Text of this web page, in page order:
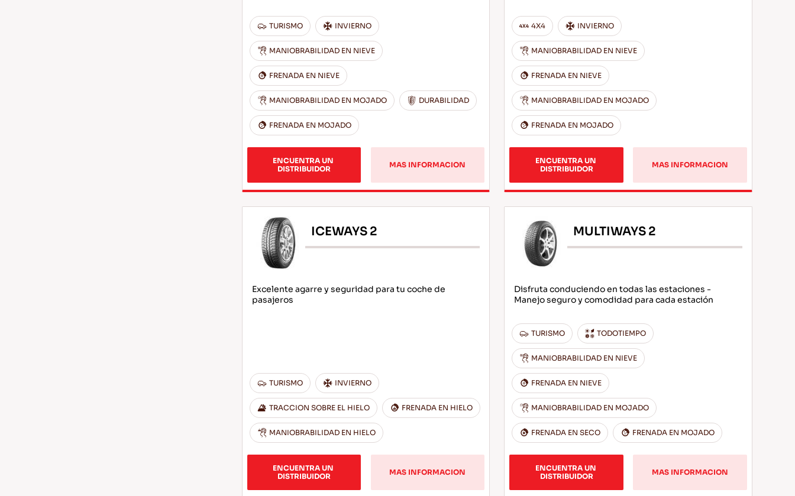
TURISMO INVIERNO
MANIOBRABILIDAD EN NIEVE
FRENADA EN NIEVE
MANIOBRABILIDAD EN MOJADO DURABILIDAD
FRENADA EN MOJADO
ENCUENTRA UN
DISTRIBUIDOR
MAS INFORMACION
4X4 INVIERNO
MANIOBRABILIDAD EN NIEVE
FRENADA EN NIEVE
MANIOBRABILIDAD EN MOJADO
FRENADA EN MOJADO
ENCUENTRA UN
DISTRIBUIDOR
MAS INFORMACION
ICEWAYS 2
Excelente agarre y seguridad para tu coche de
pasajeros
TURISMO INVIERNO
TRACCION SOBRE EL HIELO FRENADA EN HIELO
MANIOBRABILIDAD EN HIELO
ENCUENTRA UN
DISTRIBUIDOR
MAS INFORMACION
MULTIWAYS 2
Disfruta conduciendo en todas las estaciones -
Manejo seguro y comodidad para cada estación
TURISMO TODOTIEMPO
MANIOBRABILIDAD EN NIEVE
FRENADA EN NIEVE
MANIOBRABILIDAD EN MOJADO
FRENADA EN SECO FRENADA EN MOJADO
ENCUENTRA UN
DISTRIBUIDOR
MAS INFORMACION